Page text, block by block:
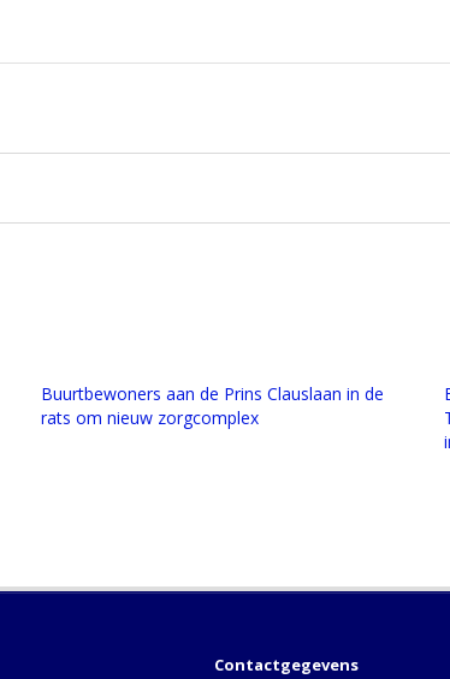
Buurtbewoners aan de Prins Clauslaan in de
rats om nieuw zorgcomplex
Contactgegevens